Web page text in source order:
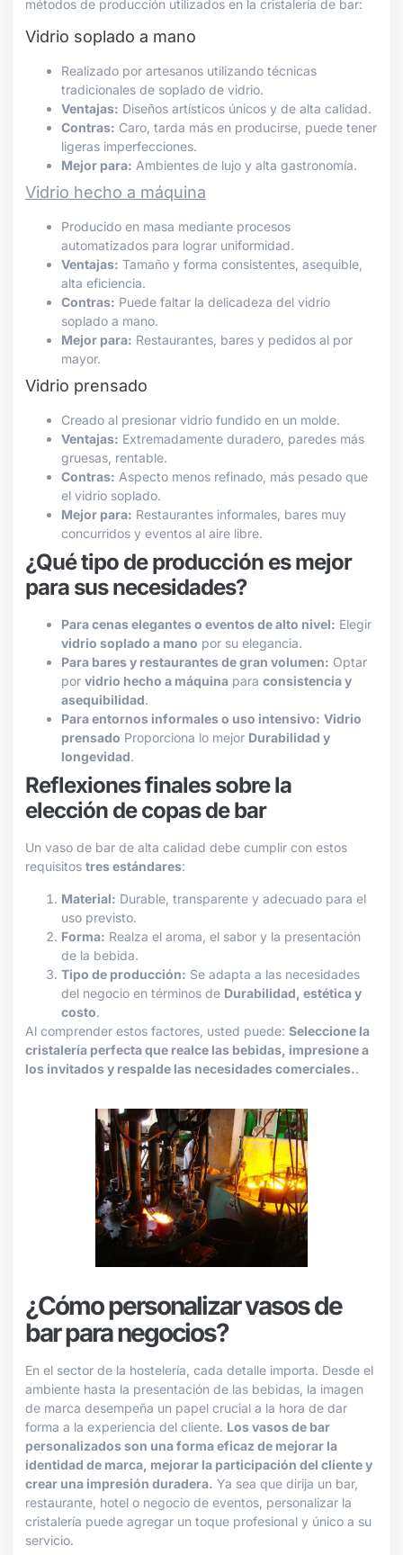
métodos de producción utilizados en la cristalería de bar:
Vidrio soplado a mano
Realizado por artesanos utilizando técnicas
tradicionales de soplado de vidrio.
Ventajas: Diseños artísticos únicos y de alta calidad.
Contras: Caro, tarda más en producirse, puede tener
ligeras imperfecciones.
Mejor para: Ambientes de lujo y alta gastronomía.
Vidrio hecho a máquina
Producido en masa mediante procesos
automatizados para lograr uniformidad.
Ventajas: Tamaño y forma consistentes, asequible,
alta eficiencia.
Contras: Puede faltar la delicadeza del vidrio
soplado a mano.
Mejor para: Restaurantes, bares y pedidos al por
mayor.
Vidrio prensado
Creado al presionar vidrio fundido en un molde.
Ventajas: Extremadamente duradero, paredes más
gruesas, rentable.
Contras: Aspecto menos refinado, más pesado que
el vidrio soplado.
Mejor para: Restaurantes informales, bares muy
concurridos y eventos al aire libre.
¿Qué tipo de producción es mejor
para sus necesidades?
Para cenas elegantes o eventos de alto nivel: Elegir
vidrio soplado a mano por su elegancia.
Para bares y restaurantes de gran volumen: Optar
por vidrio hecho a máquina para consistencia y
asequibilidad.
Para entornos informales o uso intensivo: Vidrio
prensado Proporciona lo mejor Durabilidad y
longevidad.
Reflexiones finales sobre la
elección de copas de bar
Un vaso de bar de alta calidad debe cumplir con estos
requisitos tres estándares:
Material: Durable, transparente y adecuado para el
uso previsto.
Forma: Realza el aroma, el sabor y la presentación
de la bebida.
Tipo de producción: Se adapta a las necesidades
del negocio en términos de Durabilidad, estética y
costo.
Al comprender estos factores, usted puede: Seleccione la
cristalería perfecta que realce las bebidas, impresione a
los invitados y respalde las necesidades comerciales..
¿Cómo personalizar vasos de
bar para negocios?
En el sector de la hostelería, cada detalle importa. Desde el
ambiente hasta la presentación de las bebidas, la imagen
de marca desempeña un papel crucial a la hora de dar
forma a la experiencia del cliente. Los vasos de bar
personalizados son una forma eficaz de mejorar la
identidad de marca, mejorar la participación del cliente y
crear una impresión duradera. Ya sea que dirija un bar,
restaurante, hotel o negocio de eventos, personalizar la
cristalería puede agregar un toque profesional y único a su
servicio.